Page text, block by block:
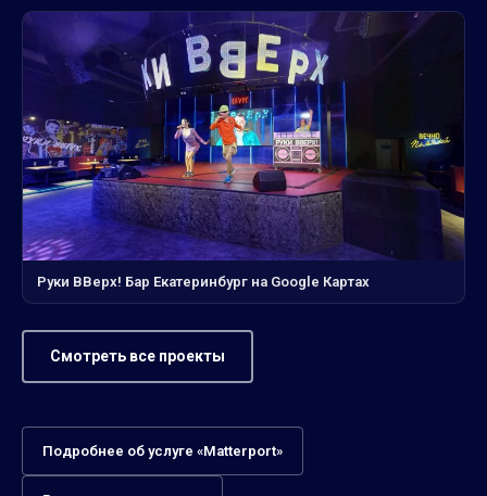
Руки ВВерх! Бар Екатеринбург на Google Картах
Смотреть все проекты
Подробнее об услуге «Matterport»